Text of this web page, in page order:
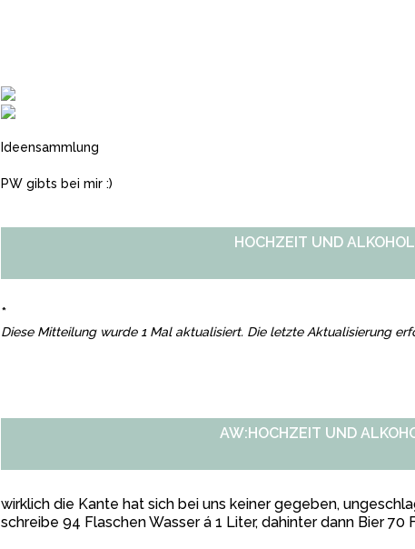
Ideensammlung
PW gibts bei mir :)
HOCHZEIT UND ALKOHOL
*
Diese Mitteilung wurde 1 Mal aktualisiert. Die letzte Aktualisierung
AW:HOCHZEIT UND
wirklich die Kante hat sich bei uns keiner gegeben,
schreibe 94 Flaschen Wasser á 1 Liter, dahinter dann Bier 70